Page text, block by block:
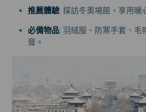
推薦體驗: 探訪冬奧場館，享用暖
必備物品: 羽絨服、防寒手套、毛
膏。